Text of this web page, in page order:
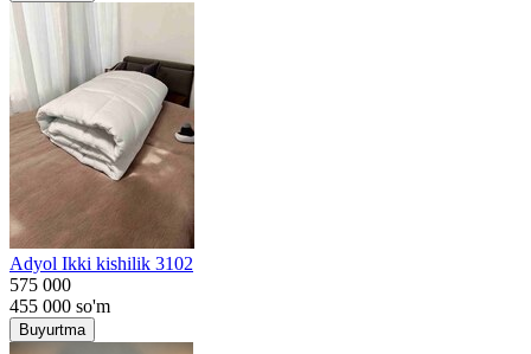
Adyol Ikki kishilik 3102
575 000
455 000 so'm
Buyurtma